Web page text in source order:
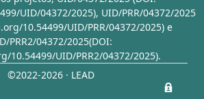
UID/04372/2025), UID/PRR/04372/2025
10.54499/UID/PRR/04372/2025)e
PRR2/04372/2025(DOI:
10.54499/UID/PRR2/04372/2025).
©2022-2026 · LEAD